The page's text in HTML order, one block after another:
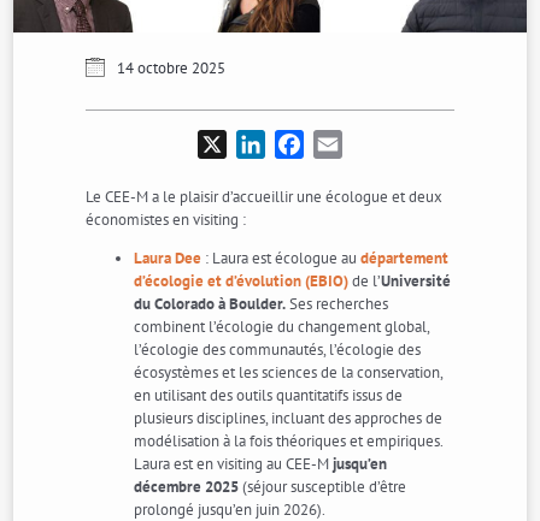
14 octobre 2025
LinkedInFacebook
Le CEE-M a le plaisir d’accueillir une écologue et deux
économistes en visiting :
Laura Dee : Laura est écologue audépartement
d’écologie et d’évolution (EBIO)de l’Université
du Colorado à Boulder.Ses recherches
combinent l’écologie du changement global,
l’écologie des communautés, l’écologie des
écosystèmes et les sciences de la conservation,
en utilisant des outils quantitatifs issus de
plusieurs disciplines, incluant des approches de
modélisation à la fois théoriques et empiriques.
Laura est en visiting au CEE-Mjusqu’en
décembre 2025(séjour susceptible d’être
prolongé jusqu’en juin 2026).